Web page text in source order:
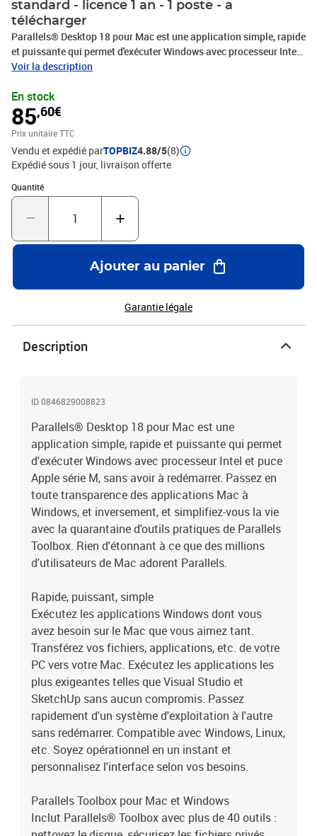
standard - licence 1 an - 1 poste - a
télécharger
Parallels® Desktop 18 pour Mac est une application simple, rapide
et puissante qui permet d'exécuter Windows avec processeur Intel
et puce Apple série M, sans avoir à redémarrer. Passez en toute
simplifiez-vous la vie avec la quarantaine d'outils pratiques de
Parallels Toolbox. Rien d'étonnant à ce que des millions
d'utilisateurs de Mac adorent Parallels.Rapide, puissant,
simpleExécutez les applications Windows dont vous avez besoin
sur le Mac que vous aimez tant. Transférez vos fichiers,
applications, etc. de votre PC vers votre Mac. Exécutez les
applications les plus exigeantes telles que Visual Studio et
SketchUp sans aucun compromis. Passez rapidement d'un
système d'exploitation à l'autre sans redémarrer. Compatible avec
personnalisez l'interface selon vos besoins.Parallels Toolbox pour
Mac et WindowsInclut Parallels® Toolbox avec plus de 40 outils :
nettoyez le disque, sécurisez les fichiers privés, effectuez des
captures d'écran ou téléchargez une vidéo en un seul
clic.Fonctionnalités- Exécution d'applications Windows sur un
VM : 4 vCPU- Parallels® Access pour accéder à votre ordinateur et
inclusAssistance Premium par téléphone ou par mail 24 h/24 et 7
j/7 : 30 jours
Voir la description
En stock
85,60€
Prix unitaire TTC
Vendu et expédié parTOPBIZ4.88/5(8)
Expédié sous 1 jour livraison offerte
Quantité
Quantité : 1
Ajouter au panier
Garantie légale
Description
ID 0846829008823
Parallels® Desktop 18 pour Mac est une
application simple, rapide et puissante qui permet
d'exécuter Windows avec processeur Intel et puce
Apple série M, sans avoir à redémarrer. Passez en
toute transparence des applications Mac à
Windows, et inversement, et simplifiez-vous la vie
avec la quarantaine d'outils pratiques de Parallels
Toolbox. Rien d'étonnant à ce que des millions
d'utilisateurs de Mac adorent Parallels.
Rapide, puissant, simple
Exécutez les applications Windows dont vous
avez besoin sur le Mac que vous aimez tant.
Transférez vos fichiers, applications, etc. de votre
PC vers votre Mac. Exécutez les applications les
plus exigeantes telles que Visual Studio et
SketchUp sans aucun compromis. Passez
rapidement d'un système d'exploitation à l'autre
sans redémarrer. Compatible avec Windows, Linux,
etc. Soyez opérationnel en un instant et
personnalisez l'interface selon vos besoins.
Parallels Toolbox pour Mac et Windows
Inclut Parallels® Toolbox avec plus de 40 outils :